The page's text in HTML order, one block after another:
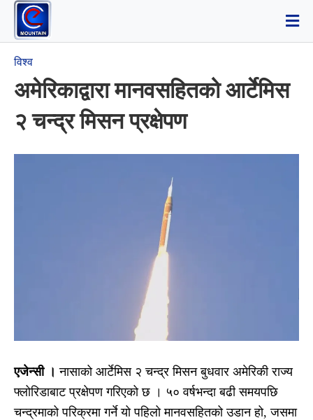
विश्व
अमेरिकाद्वारा मानवसहितको आर्टेमिस
२ चन्द्र मिसन प्रक्षेपण
एजेन्सी । नासाको आर्टेमिस २ चन्द्र मिसन बुधवार अमेरिकी राज्य
फ्लोरिडाबाट प्रक्षेपण गरिएको छ । ५० वर्षभन्दा बढी समयपछि
चन्द्रमाको परिक्रमा गर्ने यो पहिलो मानवसहितको उडान हो, जसमा